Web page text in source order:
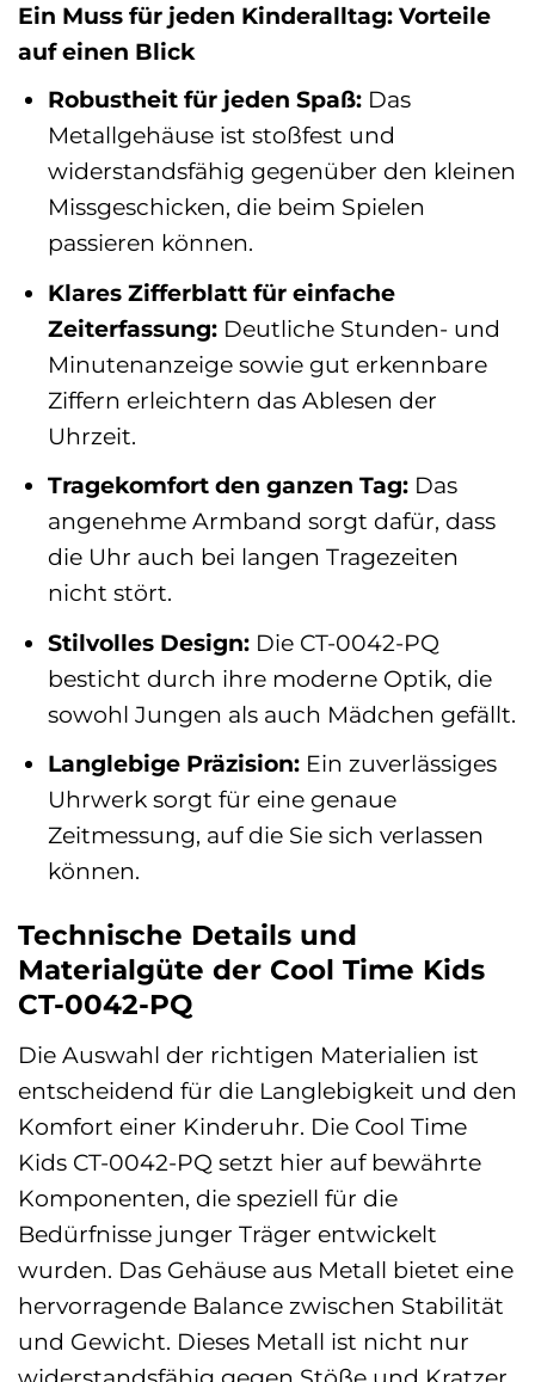
Ein Muss für jeden Kinderalltag: Vorteile
auf einen Blick
Robustheit für jeden Spaß:Das
Metallgehäuse ist stoßfest und
widerstandsfähig gegenüber den kleinen
Missgeschicken, die beim Spielen
passieren können.
Klares Zifferblatt für einfache
Zeiterfassung:Deutliche Stunden- und
Minutenanzeige sowie gut erkennbare
Ziffern erleichtern das Ablesen der
Uhrzeit.
Tragekomfort den ganzen Tag:Das
angenehme Armband sorgt dafür, dass
die Uhr auch bei langen Tragezeiten
nicht stört.
Stilvolles Design:Die CT-0042-PQ
besticht durch ihre moderne Optik, die
sowohl Jungen als auch Mädchen gefällt.
Langlebige Präzision:Ein zuverlässiges
Uhrwerk sorgt für eine genaue
Zeitmessung, auf die Sie sich verlassen
können.
Technische Details und
Materialgüte der Cool Time Kids
CT-0042-PQ
Die Auswahl der richtigen Materialien ist
entscheidend für die Langlebigkeit und den
Komfort einer Kinderuhr. Die Cool Time
Kids CT-0042-PQ setzt hier auf bewährte
Komponenten, die speziell für die
Bedürfnisse junger Träger entwickelt
wurden. Das Gehäuse aus Metall bietet eine
hervorragende Balance zwischen Stabilität
und Gewicht. Dieses Metall ist nicht nur